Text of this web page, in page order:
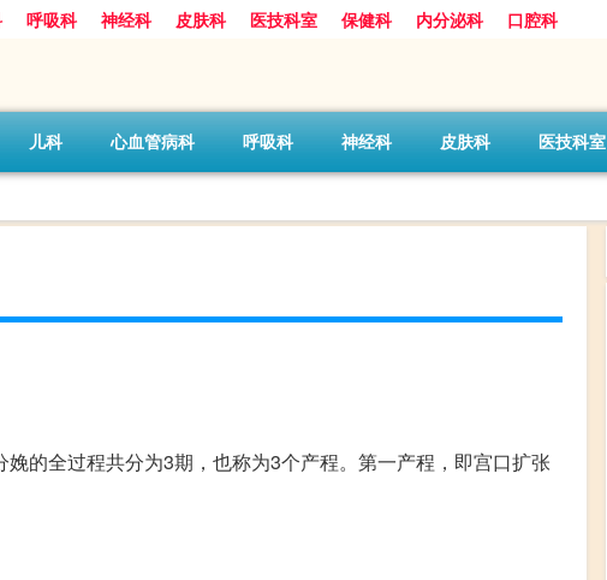
呼吸科 神经科 皮肤科 医技科室 保健科 内分泌科 口腔科
儿科 心血管病科 呼吸科 神经科 皮肤科 医技科室
的全过程共分为3期，也称为3个产程。第一产程，即宫口扩张